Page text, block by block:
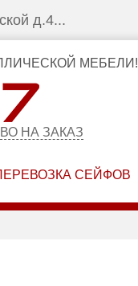
д.4...
МЕБЕЛИ!
НА ЗАКАЗ
СЕЙФОВ